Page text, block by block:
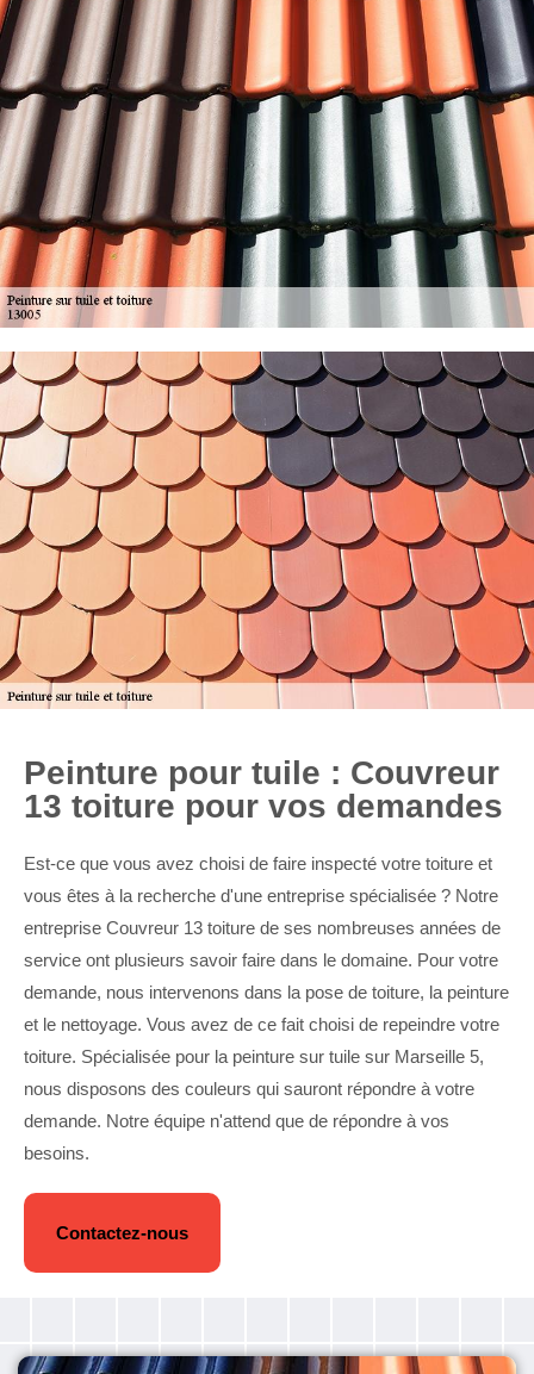
Peinture pour tuile : Couvreur
13 toiture pour vos demandes
Est-ce que vous avez choisi de faire inspecté votre toiture et
vous êtes à la recherche d'une entreprise spécialisée ? Notre
entreprise Couvreur 13 toiture de ses nombreuses années de
service ont plusieurs savoir faire dans le domaine. Pour votre
demande, nous intervenons dans la pose de toiture, la peinture
et le nettoyage. Vous avez de ce fait choisi de repeindre votre
toiture. Spécialisée pour la peinture sur tuile sur Marseille 5,
nous disposons des couleurs qui sauront répondre à votre
demande. Notre équipe n'attend que de répondre à vos
besoins.
Contactez-nous